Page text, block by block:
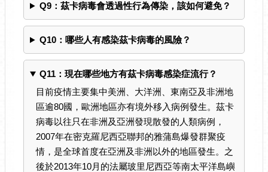
Q9：茲卡病毒會透過性行為傳染，該如何避免？
Q10：哪些人有感染茲卡病毒的風險？
Q11：現在哪些地方有茲卡病毒感染症流行？
目前疫情主要集中美洲、大洋洲、東南亞及非洲地
區逾80國，歐洲地區亦有境外移入病例發生。茲卡
病毒以往只在非洲及亞洲發現散發的人類病例，
2007年在密克羅尼西亞聯邦的雅蒲島爆發群聚疫
情，是全球首度在亞洲及非洲以外的地區發生。之
後於2013年10月的法屬玻里尼西亞等南太平洋島嶼